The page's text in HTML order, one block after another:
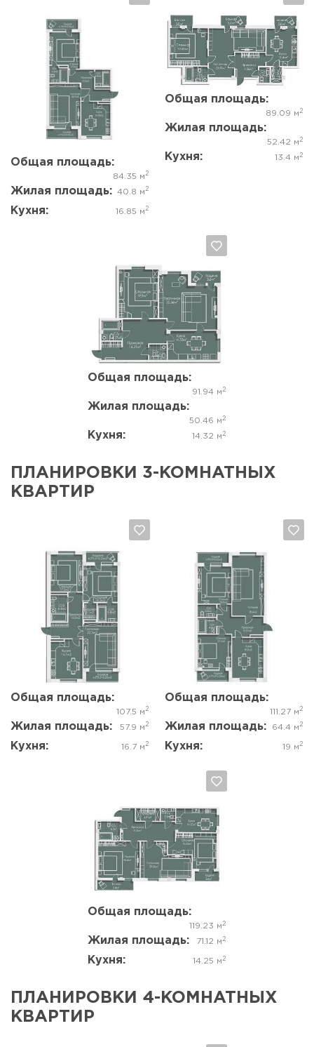
Общая площадь:
84.35 м 2
Жилая площадь: 40.8 м 2
Кухня: 16.85 м 2
Отмена
Общая площадь:
89.09 м 2
Жилая площадь:
52.42 м 2
Кухня: 13.4 м 2
Общая площадь:
91.94 м 2
Жилая площадь:
50.46 м 2
Кухня: 14.32 м 2
Да, удалить Отмена
ПЛАНИРОВКИ 3-КОМНАТНЫХ
КВАРТИР
Общая площадь:
107.5 м 2
Жилая площадь: 57.9 м 2
Кухня: 16.7 м 2
Да, удалить Отмена
Общая площадь:
111.27 м 2
Жилая площадь: 64.4 м 2
Кухня: 19 м 2
Да, удалить Отмена
Общая площадь:
119.23 м 2
Жилая площадь: 71.12 м 2
Кухня: 14.25 м 2
Да, удалить Отмена
ПЛАНИРОВКИ 4-КОМНАТНЫХ
КВАРТИР